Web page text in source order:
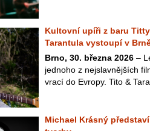
Kultovní upíři z baru
Tarantula vystoupí v
Brno, 30. března 2026 –
jednoho z nejslavnějších
vrací do Evropy. Tito &
Michael Krásný